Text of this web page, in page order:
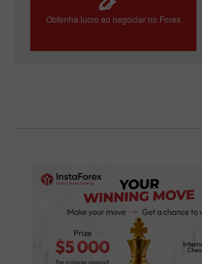
Obtenha lucro ao negociar no Forex